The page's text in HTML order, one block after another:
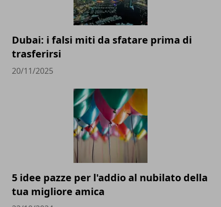
Dubai: i falsi miti da sfatare prima di
trasferirsi
20/11/2025
5 idee pazze per l'addio al nubilato della
tua migliore amica